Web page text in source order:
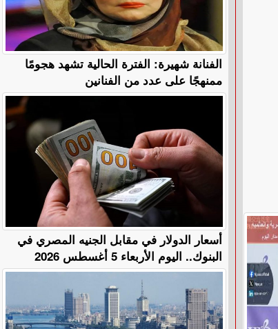
الفنانة شهيرة: الفترة الحالية تشهد هجومًا
ممنهجًا على عدد من الفنانين
أسعار الدولار في مقابل الجنيه المصري في
البنوك.. اليوم الأربعاء 5 أغسطس 2026